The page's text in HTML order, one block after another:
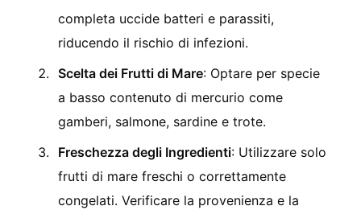
completa uccide batteri e parassiti,
riducendo il rischio di infezioni.
Scelta dei Frutti di Mare: Optare per specie
a basso contenuto di mercurio come
gamberi, salmone, sardine e trote.
Freschezza degli Ingredienti: Utilizzare solo
frutti di mare freschi o correttamente
congelati. Verificare la provenienza e la